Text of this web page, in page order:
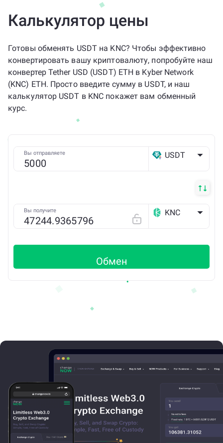
Калькулятор цены
Готовы обменять USDT на KNC? Чтобы эффективно
конвертировать вашу криптовалюту, попробуйте наш
конвертер Tether USD (USDT) ETH в Kyber Network
(KNC) ETH. Просто введите сумму в USDT, и наш
калькулятор USDT в KNC покажет вам обменный
курс.
Вы отправляете USDT
Вы получите KNC
Обмен